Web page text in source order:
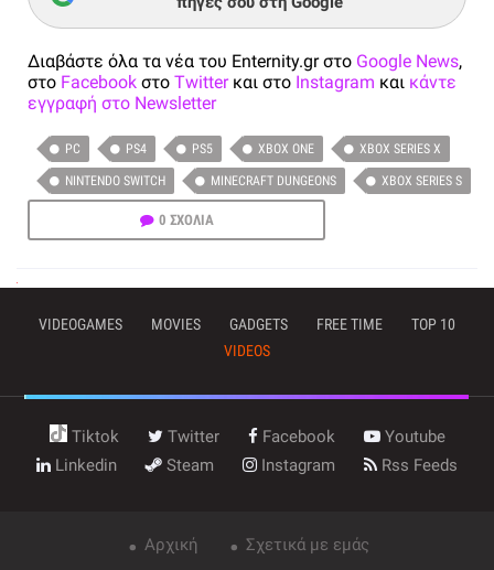
Διαβάστε όλα τα νέα του Enternity.gr στο Google News,
στο Facebook στο Twitterκαι στο Instagram και κάντε
εγγραφή στο Newsletter
PC PS4 PS5 XBOX ONE XBOX SERIES X
NINTENDO SWITCH MINECRAFT DUNGEONS XBOX SERIES S
0 ΣΧΟΛΙΑ
VIDEOGAMES MOVIES GADGETS FREE TIME
TOP 10
VIDEOS
Tiktok Twitter Facebook
Youtube
Linkedin
Steam Instagram Rss Feeds
Αρχική Σχετικά με εμάς